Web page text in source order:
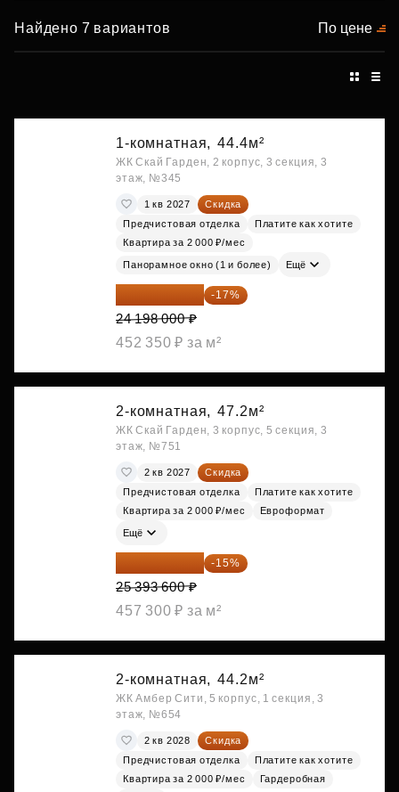
Найдено 7 вариантов По цене
1-комнатная, 44.4м²
ЖК Скай Гарден, 2 корпус, 3 секция, 3
этаж, №345
1 кв 2027
Скидка
Предчистовая отделка
Платите как хотите
Квартира за 2 000 ₽/мес
Панорамное окно (1 и более) Ещё
20 084 340 ₽ -17%
24 198 000 ₽
452 350 ₽ за м²
2-комнатная, 47.2м²
ЖК Скай Гарден, 3 корпус, 5 секция, 3
этаж, №751
2 кв 2027
Скидка
Предчистовая отделка
Платите как хотите
Квартира за 2 000 ₽/мес
Евроформат
Ещё
21 584 560 ₽ -15%
25 393 600 ₽
457 300 ₽ за м²
2-комнатная, 44.2м²
ЖК Амбер Сити, 5 корпус, 1 секция, 3
этаж, №654
2 кв 2028
Скидка
Предчистовая отделка
Платите как хотите
Квартира за 2 000 ₽/мес
Гардеробная